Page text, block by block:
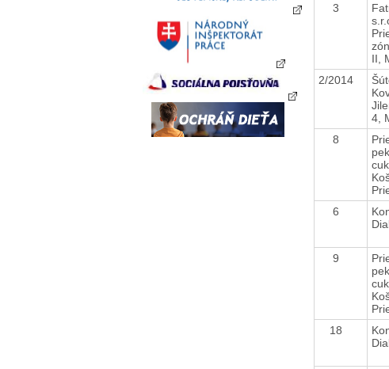
3
II,
2/2014
4,
8
6
9
18